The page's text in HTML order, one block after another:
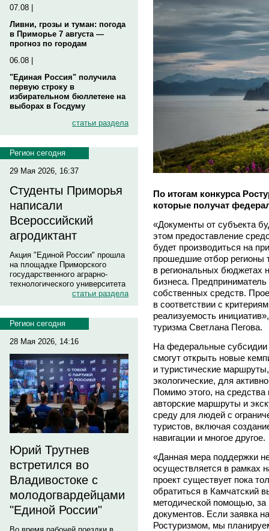
07.08 |
Ливни, грозы и туман: погода
в Приморье 7 августа —
прогноз по городам
06.08 |
"Единая Россия" получила
первую строку в
избирательном бюллетене на
выборах в Госдуму
статьи раздела
Регион сегодня
29 Мая 2026, 16:37
Студенты Приморья
написали
Всероссийский
агродиктант
Акция "Единой России" прошла
на площадке Приморского
государственного аграрно-
технологического университета
статьи раздела
Регион сегодня
28 Мая 2026, 14:16
Юрий Трутнев
встретился во
Владивостоке с
молодогвардейцами
"Единой России"
По итогам конкурса
которые получат
«Документы от субъекта
этом предоставление
будет производиться на
прошедшие отбор регионы
в региональных бюджетах
бизнеса.
собственных средств.
в соответствии с
реализуемость
туризма Светлана Пегова.
На федеральные субсидии
смогут открыть новые
и туристические
экологические, для
Помимо этого, на
авторские маршруты и
среду для людей с
туристов, включая
навигации и многое другое.
«Данная мера поддержки
осуществляется в рамках
проект существует пока
обратиться в Камчатский
методической помощью, за
документов. Если заявка
Ростуризмом, мы